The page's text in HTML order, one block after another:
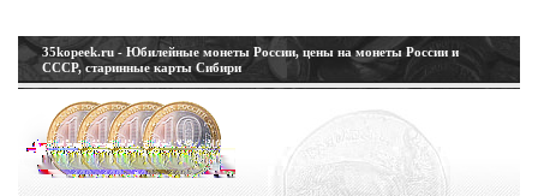
35kopeek.ru - Юбилейные монеты России, цены на монеты России и
СССР, старинные карты Сибири